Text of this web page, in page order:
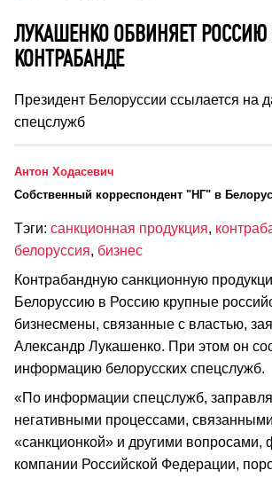
ЛУКАШЕНКО ОБВИНЯЕТ РОССИЮ
КОНТРАБАНДЕ
Президент Белоруссии ссылается на
спецслужб
Антон Ходасевич
Cобственный корреспондент "НГ" в
Тэги: санкционная продукция,
белоруссия, бизнес
Контрабандную санкционную
Белоруссию в Россию крупные
бизнесмены, связанные с властью,
Александр Лукашенко. При этом он
информацию белорусских спецслужб.
«По информации спецслужб,
негативными процессами,
«санкционкой» и другими
компании Российской Федерации,